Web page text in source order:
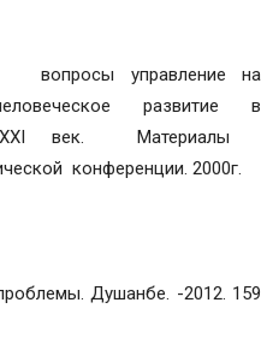
вопросы управление на
развитие в
XXI век. Материалы
конференции. 2000г.
Душанбе. -2012. 159